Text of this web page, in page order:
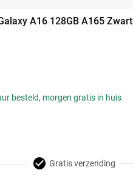
A16 128GB A165 Zwart
besteld, morgen gratis in huis
Gratis verzending